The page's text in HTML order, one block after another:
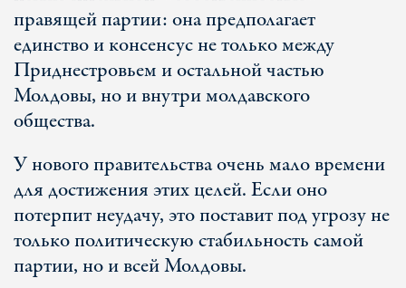
правящей партии: она предполагает
единство и консенсус не только между
Приднестровьем и остальной частью
Молдовы, но и внутри молдавского
общества.
У нового правительства очень мало времени
для достижения этих целей. Если оно
потерпит неудачу, это поставит под угрозу не
только политическую стабильность самой
партии, но и всей Молдовы.